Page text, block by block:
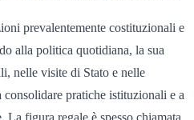
prevalentemente costituzionali e
alla politica quotidiana, la sua
nelle visite di Stato e nelle
pratiche istituzionali e a
figura regale è spesso chiamata